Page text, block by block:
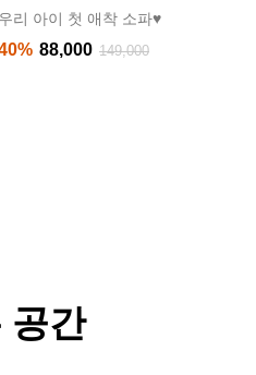
우리 아이 첫 애착 소파♥
88,000 149,000
공간